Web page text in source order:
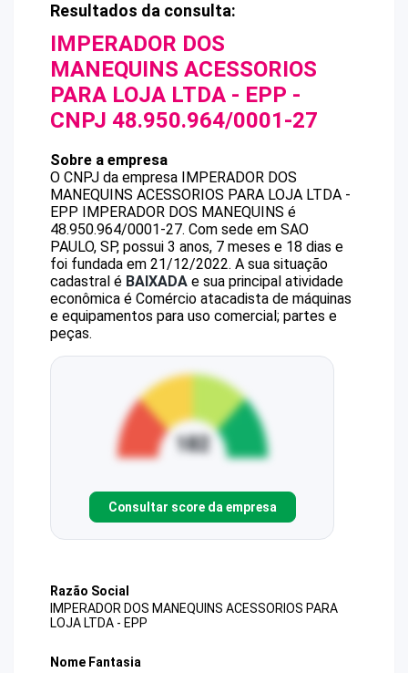
Resultados da consulta:
IMPERADOR DOS
MANEQUINS ACESSORIOS
PARA LOJA LTDA - EPP -
CNPJ 48.950.964/0001-27
Sobre a empresa
O CNPJ da empresa IMPERADOR DOS
MANEQUINS ACESSORIOS PARA LOJA LTDA -
EPP IMPERADOR DOS MANEQUINS é
48.950.964/0001-27. Com sede em SAO
PAULO, SP, possui 3 anos, 7 meses e 18 dias e
foi fundada em 21/12/2022. A sua situação
cadastral é BAIXADA e sua principal atividade
econômica é Comércio atacadista de máquinas
e equipamentos para uso comercial; partes e
peças.
Consultar score da empresa
Razão Social
IMPERADOR DOS MANEQUINS ACESSORIOS PARA
LOJA LTDA - EPP
Nome Fantasia